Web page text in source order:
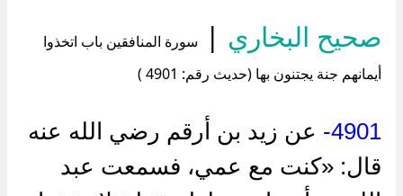
صحيح البخاري |
سورة المنافقين باب اتخذوا
أيمانهم جنة يجتنون بها (حديث رقم: 4901 )
4901-
عن ‌زيد بن أرقم رضي الله عنه
قال: «كنت مع عمي، فسمعت عبد